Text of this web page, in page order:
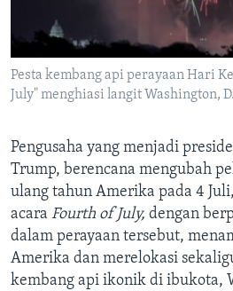
Pesta kembang api perayaan Hari
July" menghiasi langit Washington,
Pengusaha yang menjadi
Trump, berencana mengubah
ulang tahun Amerika pada 4
acara Fourth of July, dengan
dalam perayaan tersebut,
Amerika dan merelokasi
kembang api ikonik di ibukota,